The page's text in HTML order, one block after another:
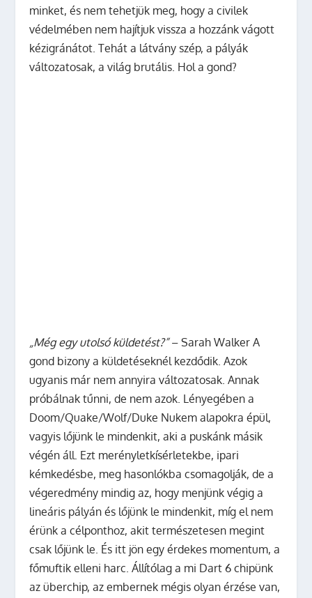
minket, és nem tehetjük meg, hogy a civilek
védelmében nem hajítjuk vissza a hozzánk vágott
kézigránátot. Tehát a látvány szép, a pályák
változatosak, a világ brutális. Hol a gond?
„Még egy utolsó küldetést?”– Sarah Walker A
gond bizony a küldetéseknél kezdődik. Azok
ugyanis már nem annyira változatosak. Annak
próbálnak tűnni, de nem azok. Lényegében a
Doom/Quake/Wolf/Duke Nukem alapokra épül,
vagyis lőjünk le mindenkit, aki a puskánk másik
végén áll. Ezt merényletkísérletekbe, ipari
kémkedésbe, meg hasonlókba csomagolják, de a
végeredmény mindig az, hogy menjünk végig a
lineáris pályán és lőjünk le mindenkit, míg el nem
érünk a célponthoz, akit természetesen megint
csak lőjünk le. És itt jön egy érdekes momentum, a
főmuftik elleni harc. Állítólag a mi Dart 6 chipünk
az überchip, az embernek mégis olyan érzése van,